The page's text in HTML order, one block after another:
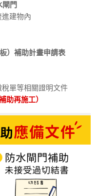
門
建物內
板）補助計畫申請表
單等相關證明文件
助再施工）